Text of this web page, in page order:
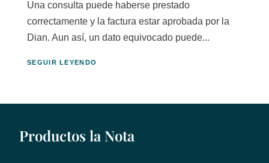
Una consulta puede haberse prestado
correctamente y la factura estar aprobada por la
Dian. Aun así, un dato equivocado puede...
SEGUIR LEYENDO
Productos la Nota